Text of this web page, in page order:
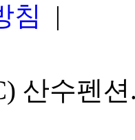
침
|
산수펜